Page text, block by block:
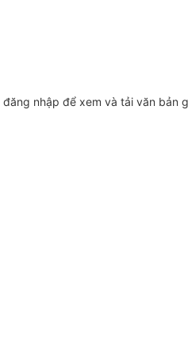
đăng nhập để xem và tải văn bản